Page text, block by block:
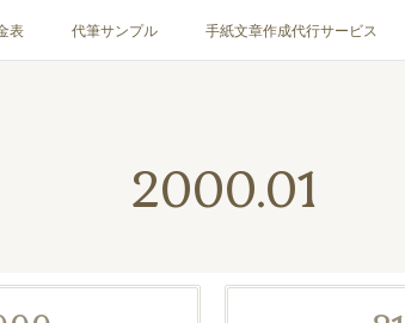
表 代筆サンプル 手紙文章作成代行サービス
2000.01